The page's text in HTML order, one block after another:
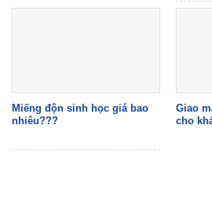
Miếng độn sinh học giá bao
nhiêu???
Giao
cho